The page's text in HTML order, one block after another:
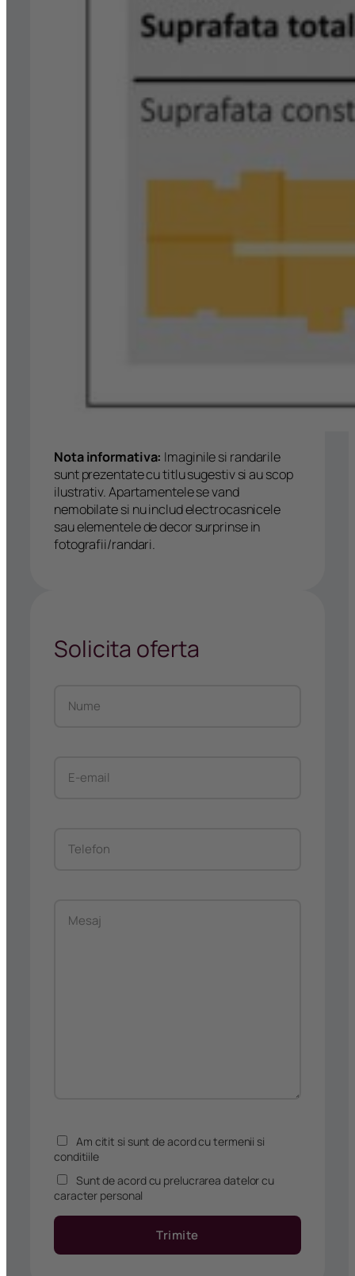
Nota informativa: Imaginile si randarile
sunt prezentate cu titlu sugestiv si au scop
ilustrativ. Apartamentele se vand
nemobilate si nu includ electrocasnicele
sau elementele de decor surprinse in
fotografii/randari.
Solicita oferta
Am citit si sunt de acord cu termenii si
conditiile
Sunt de acord cu prelucrarea datelor cu
caracter personal